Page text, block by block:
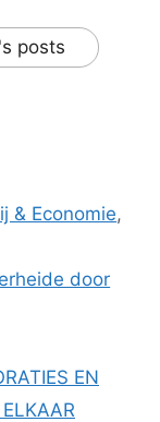
posts
& Economie,
door
EN